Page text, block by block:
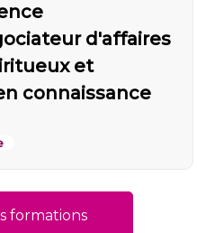
d'affaires
et
connaissance
formations